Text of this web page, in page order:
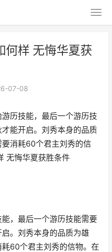
何样 无悔华夏获
07-08
历技能，最后一个游历技
能开启。刘秀本身的品质
消耗60个君主刘秀的信
无悔华夏获胜条件
，最后一个游历技能需要
。刘秀本身的品质为雄
60个君主刘秀的信物。在